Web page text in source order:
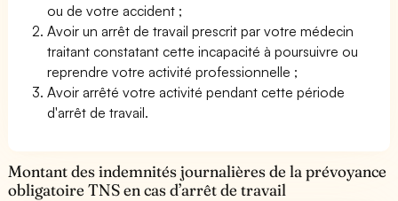
ou de votre accident ;
Avoir un arrêt de travail prescrit par votre médecin
traitant constatant cette incapacité à poursuivre ou
reprendre votre activité professionnelle ;
Avoir arrêté votre activité pendant cette période
d'arrêt de travail.
Montant des indemnités journalières de la prévoyance
obligatoire TNS en cas d’arrêt de travail